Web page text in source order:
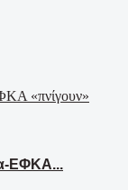
ΕΦΚΑ...